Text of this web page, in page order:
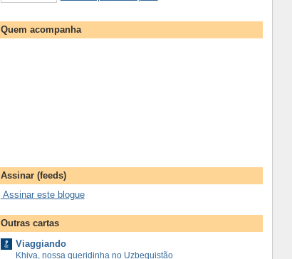
Quem acompanha
Assinar (feeds)
Assinar este blogue
Outras cartas
Viaggiando
Khiva, nossa queridinha no Uzbequistão